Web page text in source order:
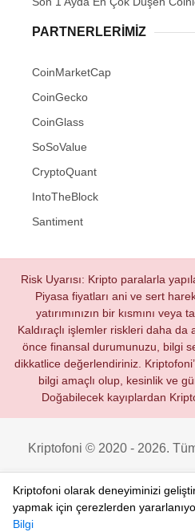
PARTNERLERIMIZ
CoinMarketCap
CoinGecko
CoinGlass
SoSoValue
CryptoQuant
IntoTheBlock
Santiment
Risk Uyarısı: Kripto paralarla
Piyasa fiyatları ani ve sert
yatırımınızın bir kısmını veya
Kaldıraçlı işlemler riskleri daha da
önce finansal durumunuzu, bilgi
dikkatlice değerlendiriniz.
bilgi amaçlı olup, kesinlik ve
Doğabilecek kayıplardan
Kriptofoni © 2020 - 2026. Tüm
Kriptofoni olarak deneyiminizi
yapmak için çerezlerden
Bilgi